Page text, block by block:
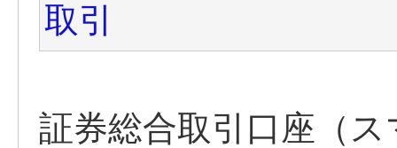
取引
証券総合取引口座（